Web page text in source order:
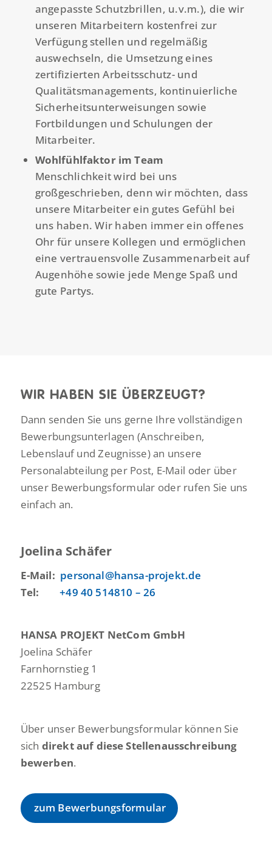
angepasste Schutzbrillen, u.v.m.), die wir
unseren Mitarbeitern kostenfrei zur
Verfügung stellen und regelmäßig
auswechseln, die Umsetzung eines
zertifizierten Arbeitsschutz- und
Qualitätsmanagements, kontinuierliche
Sicherheitsunterweisungen sowie
Fortbildungen und Schulungen der
Mitarbeiter.
Wohlfühlfaktor im Team
Menschlichkeit wird bei uns
großgeschrieben, denn wir möchten, dass
unsere Mitarbeiter ein gutes Gefühl bei
uns haben. Wir haben immer ein offenes
Ohr für unsere Kollegen und ermöglichen
eine vertrauensvolle Zusammenarbeit auf
Augenhöhe sowie jede Menge Spaß und
gute Partys.
WIR HABEN SIE ÜBERZEUGT?
Dann senden Sie uns gerne Ihre vollständigen
Bewerbungsunterlagen (Anschreiben,
Lebenslauf und Zeugnisse) an unsere
Personalabteilung per Post, E-Mail oder über
unser Bewerbungsformular oder rufen Sie uns
einfach an.
Joelina Schäfer
E-Mail: personal@hansa-projekt.de
Tel:
+49 40 514810 – 26
HANSA PROJEKT NetCom GmbH
Joelina Schäfer
Farnhornstieg 1
22525 Hamburg
Über unser Bewerbungsformular können Sie
sich direkt auf diese Stellenausschreibung
bewerben.
zum Bewerbungsformular